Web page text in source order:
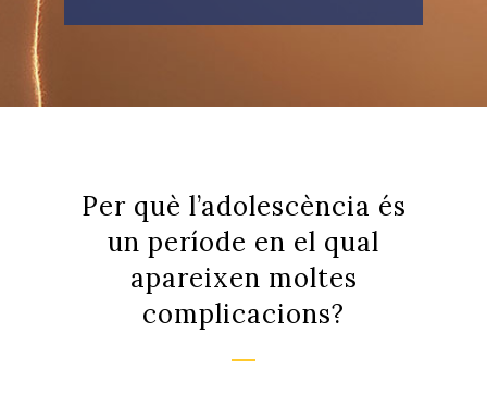
Per què l’adolescència és
un període en el qual
apareixen moltes
complicacions?